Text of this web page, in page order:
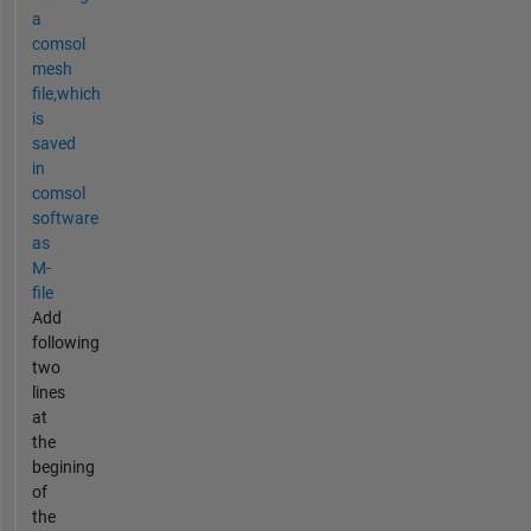
a
comsol
mesh
file,which
is
saved
in
comsol
software
as
M-
file
Add
following
two
lines
at
the
begining
of
the